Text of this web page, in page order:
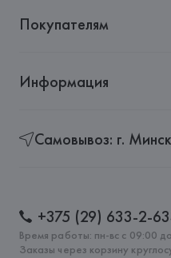
Покупателям
Информация
Самовывоз: г. Минск
+375 (29) 633-2-
Время работы: пн-вс с 09:00
Заказы через корзину